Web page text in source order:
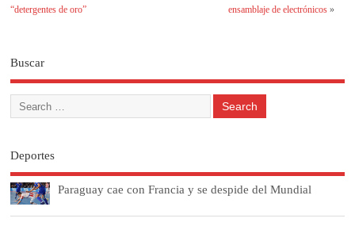
“detergentes de oro”
ensamblaje de electrónicos»
Buscar
Deportes
Paraguay cae con Francia y se despide del Mundial